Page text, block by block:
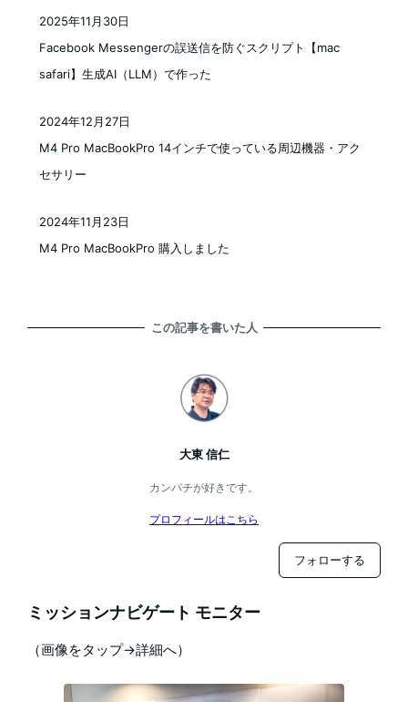
Facebook Messengerの誤送信を防ぐスクリプト【mac
safari】生成AI（LLM）で作った
2025年11月30日
M4 Pro MacBookPro 14インチで使っている周辺機器・アク
セサリー
2024年12月27日
M4 Pro MacBookPro 購入しました
2024年11月23日
この記事を書いた人
大東 信仁
カンパチが好きです。
プロフィールはこちら
フォローする
ミッションナビゲート モニター
（画像をタップ→詳細へ）